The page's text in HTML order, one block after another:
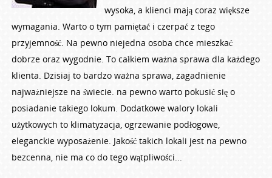
wysoka, a klienci mają coraz większe
wymagania. Warto o tym pamiętać i czerpać z tego
przyjemność. Na pewno niejedna osoba chce mieszkać
dobrze oraz wygodnie. To całkiem ważna sprawa dla każdego
klienta. Dzisiaj to bardzo ważna sprawa, zagadnienie
najważniejsze na świecie. na pewno warto pokusić się o
posiadanie takiego lokum. Dodatkowe walory lokali
użytkowych to klimatyzacja, ogrzewanie podłogowe,
eleganckie wyposażenie. Jakość takich lokali jest na pewno
bezcenna, nie ma co do tego wątpliwości...